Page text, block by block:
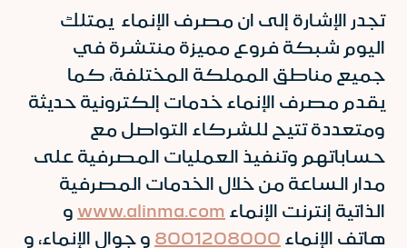
تجدر الإشارة إلى ان مصرف الإنماء يمتلك
اليوم شبكة فروع مميزة منتشرة في
جميع مناطق المملكة المختلفة، كما
يقدم مصرف الإنماء خدمات إلكترونية حديثة
ومتعددة تتيح للشركاء التواصل مع
حساباتهم وتنفيذ العمليات المصرفية على
مدار الساعة من خلال الخدمات المصرفية
الذاتية إنترنت الإنماء www.alinma.com و
هاتف الإنماء 8001208000 و جوال الإنماء، و